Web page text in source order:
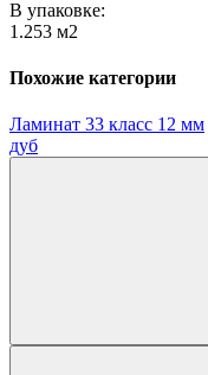
В упаковке:
1.253 м2
Похожие категории
Ламинат 33 класс 12 мм
дуб